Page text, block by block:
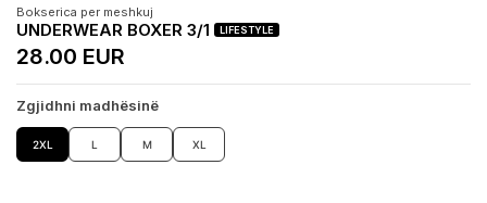
Bokserica per meshkuj
UNDERWEAR BOXER 3/1 LIFESTYLE
28.00 EUR
Zgjidhni madhësinë
2XL L M XL